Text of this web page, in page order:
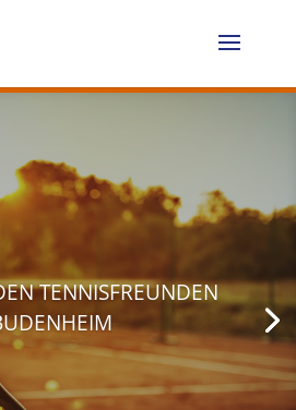
TENNISFREUNDEN